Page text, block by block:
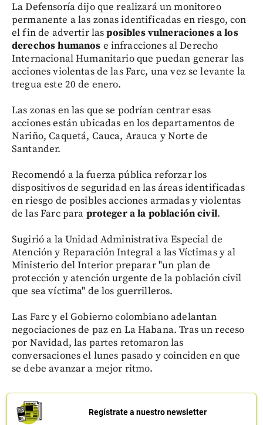
La Defensoría dijo que realizará un monitoreo
permanente a las zonas identificadas en riesgo, con
el fin de advertir lasposibles vulneraciones a los
derechos humanos e infracciones al Derecho
Internacional Humanitario que puedan generar las
acciones violentas de las Farc, una vez se levante la
tregua este 20 de enero.
Las zonas en las que se podrían centrar esas
acciones están ubicadas en los departamentos de
Nariño, Caquetá, Cauca, Arauca y Norte de
Santander.
Recomendó a la fuerza pública reforzar los
dispositivos de seguridad en las áreas identificadas
en riesgo de posibles acciones armadas y violentas
de las Farc para proteger a la población civil.
Sugirió a la Unidad Administrativa Especial de
Atención y Reparación Integral a las Víctimas y al
Ministerio del Interior preparar "un plan de
protección y atención urgente de la población civil
que sea víctima" de los guerrilleros.
Las Farc y el Gobierno colombiano adelantan
negociaciones de paz en La Habana. Tras un receso
por Navidad, las partes retomaron las
conversaciones el lunes pasado y coinciden en que
se debe avanzar a mejor ritmo.
Regístrate a nuestro newsletter